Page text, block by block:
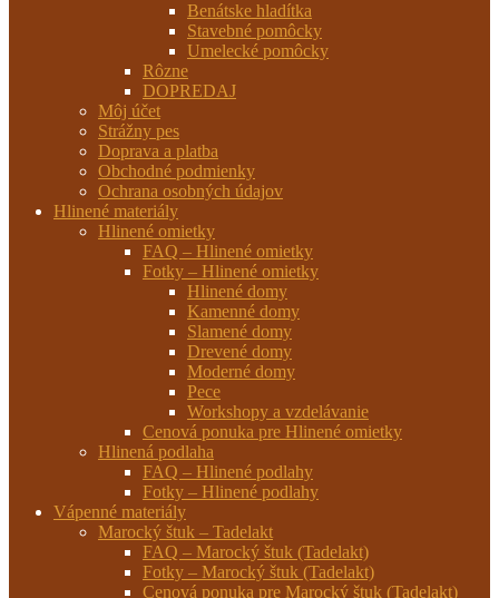
Benátske hladítka
Stavebné pomôcky
Umelecké pomôcky
Rôzne
DOPREDAJ
Môj účet
Strážny pes
Doprava a platba
Obchodné podmienky
Ochrana osobných údajov
Hlinené materiály
Hlinené omietky
FAQ – Hlinené omietky
Fotky – Hlinené omietky
Hlinené domy
Kamenné domy
Slamené domy
Drevené domy
Moderné domy
Pece
Workshopy a vzdelávanie
Cenová ponuka pre Hlinené omietky
Hlinená podlaha
FAQ – Hlinené podlahy
Fotky – Hlinené podlahy
Vápenné materiály
Marocký štuk – Tadelakt
FAQ – Marocký štuk (Tadelakt)
Fotky – Marocký štuk (Tadelakt)
Cenová ponuka pre Marocký štuk (Tadelakt)